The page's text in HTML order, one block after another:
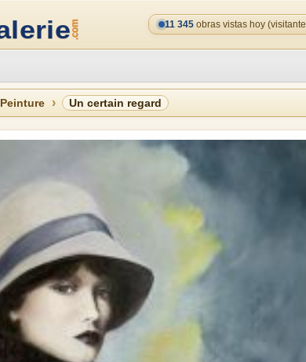
11 345 obras vistas hoy
Peinture Un certain regard